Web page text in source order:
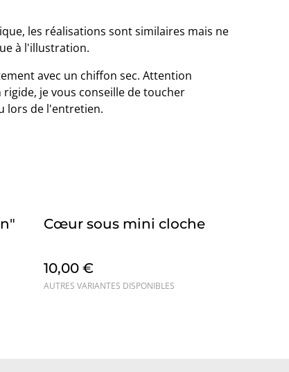
les réalisations sont similaires mais ne
à l'illustration.
avec un chiffon sec. Attention
je vous conseille de toucher
lors de l'entretien.
Cœur sous mini cloche
10,00 €
AUTRES VARIANTES DISPONIBLES